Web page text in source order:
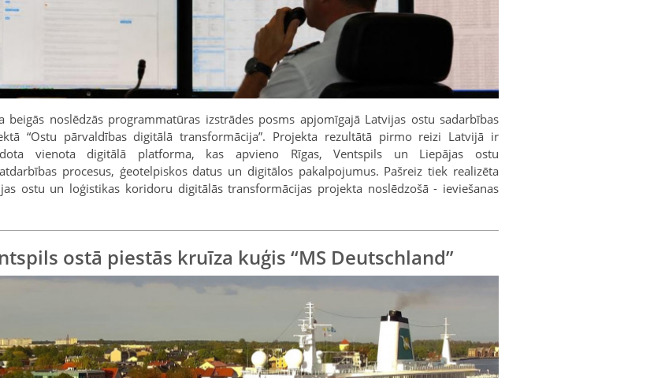
beigās noslēdzās programmatūras izstrādes posms apjomīgajā Latvijas ostu sadarbības
“Ostu pārvaldības digitālā transformācija”. Projekta rezultātā pirmo reizi Latvijā ir
vienota digitālā platforma, kas apvieno Rīgas, Ventspils un Liepājas ostu
procesus, ģeotelpiskos datus un digitālos pakalpojumus. Pašreiz tiek realizēta
ostu un loģistikas koridoru digitālās transformācijas projekta noslēdzošā - ieviešanas
ostā piestās kruīza kuģis “MS Deutschland”